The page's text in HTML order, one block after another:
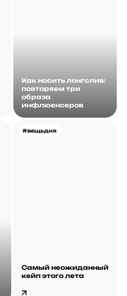
Как носить лонгслив:
повторяем три
образа
инфлюенсеров
#вещьдня
Самый неожиданный
кейп этого лета